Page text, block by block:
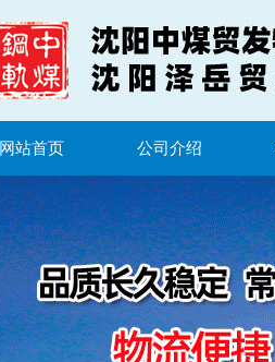
网站首页 公司介绍